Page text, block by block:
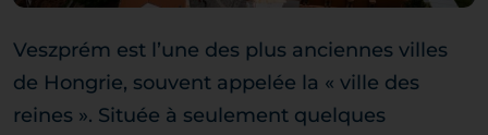
Veszprém est l’une des plus anciennes villes
de Hongrie, souvent appelée la « ville des
reines ». Située à seulement quelques